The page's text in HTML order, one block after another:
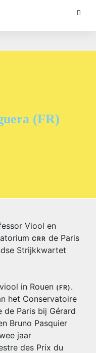
(FR)
Viool en
CRR de Paris
Strijkkwartet
in Rouen (FR) .
het Conservatoire
de Paris bij Gérard
Bruno Pasquier
jaar
des Prix du